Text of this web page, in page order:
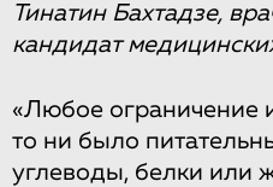
Тинатин Бахтадзе,
кандидат
«Любое ограничение
то ни было
углеводы, белки или